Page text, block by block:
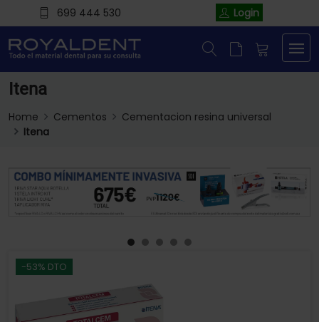
699 444 530 Login
Itena
Home Cementos
Cementacion resina universal
Itena
-53% DTO